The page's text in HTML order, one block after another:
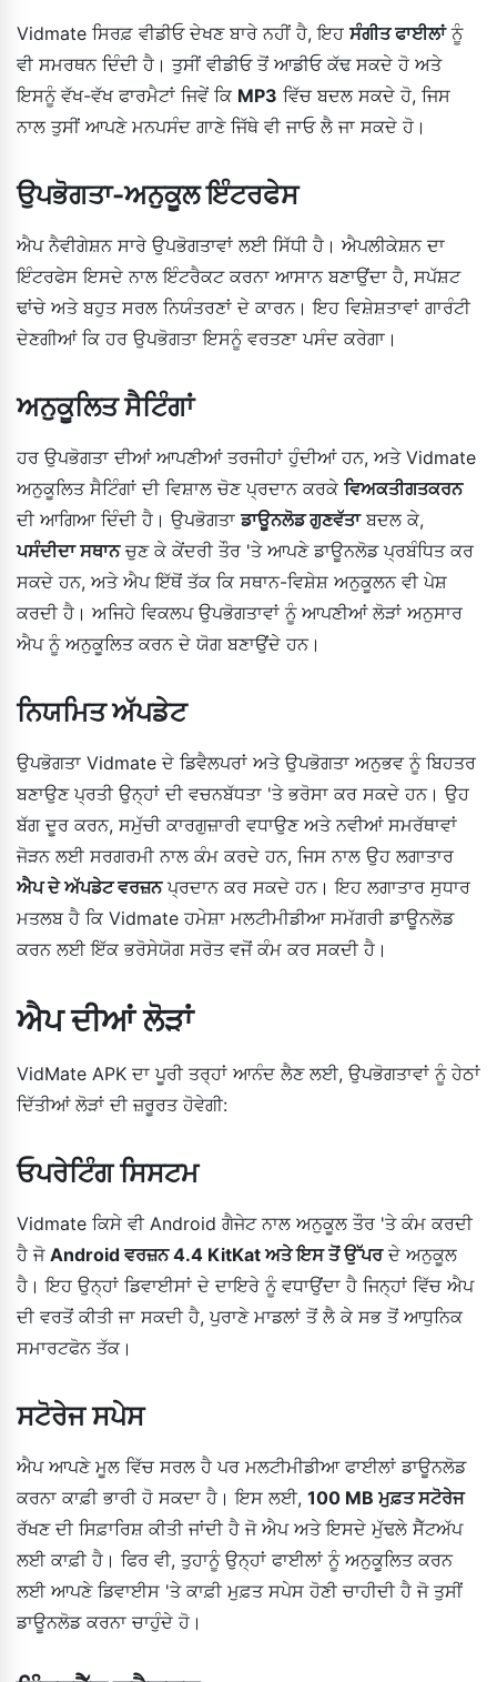
Vidmate ਸਿਰਫ਼ ਵੀਡੀਓ ਦੇਖਣ ਬਾਰੇ ਨਹੀਂ ਹੈ, ਇਹ ਸੰਗੀਤ ਫਾਈਲਾਂਨੂੰ
ਵੀ ਸਮਰਥਨ ਦਿੰਦੀ ਹੈ। ਤੁਸੀਂ ਵੀਡੀਓ ਤੋਂ ਆਡੀਓ ਕੱਢ ਸਕਦੇ ਹੋ ਅਤੇ
ਇਸਨੂੰ ਵੱਖ-ਵੱਖ ਫਾਰਮੈਟਾਂ ਜਿਵੇਂ ਕਿ MP3 ਵਿੱਚ ਬਦਲ ਸਕਦੇ ਹੋ, ਜਿਸ
ਨਾਲ ਤੁਸੀਂ ਆਪਣੇ ਮਨਪਸੰਦ ਗਾਣੇ ਜਿੱਥੇ ਵੀ ਜਾਓ ਲੈ ਜਾ ਸਕਦੇ ਹੋ।
ਉਪਭੋਗਤਾ-ਅਨੁਕੂਲ ਇੰਟਰਫੇਸ
ਐਪ ਨੈਵੀਗੇਸ਼ਨ ਸਾਰੇ ਉਪਭੋਗਤਾਵਾਂ ਲਈ ਸਿੱਧੀ ਹੈ। ਐਪਲੀਕੇਸ਼ਨ ਦਾ
ਇੰਟਰਫੇਸ ਇਸਦੇ ਨਾਲ ਇੰਟਰੈਕਟ ਕਰਨਾ ਆਸਾਨ ਬਣਾਉਂਦਾ ਹੈ, ਸਪੱਸ਼ਟ
ਢਾਂਚੇ ਅਤੇ ਬਹੁਤ ਸਰਲ ਨਿਯੰਤਰਣਾਂ ਦੇ ਕਾਰਨ। ਇਹ ਵਿਸ਼ੇਸ਼ਤਾਵਾਂ ਗਾਰੰਟੀ
ਦੇਣਗੀਆਂ ਕਿ ਹਰ ਉਪਭੋਗਤਾ ਇਸਨੂੰ ਵਰਤਣਾ ਪਸੰਦ ਕਰੇਗਾ।
ਅਨੁਕੂਲਿਤ ਸੈਟਿੰਗਾਂ
ਹਰ ਉਪਭੋਗਤਾ ਦੀਆਂ ਆਪਣੀਆਂ ਤਰਜੀਹਾਂ ਹੁੰਦੀਆਂ ਹਨ, ਅਤੇ Vidmate
ਅਨੁਕੂਲਿਤ ਸੈਟਿੰਗਾਂ ਦੀ ਵਿਸ਼ਾਲ ਚੋਣ ਪ੍ਰਦਾਨ ਕਰਕੇ ਵਿਅਕਤੀਗਤਕਰਨ
ਦੀ ਆਗਿਆ ਦਿੰਦੀ ਹੈ। ਉਪਭੋਗਤਾਡਾਊਨਲੋਡ ਗੁਣਵੱਤਾਬਦਲ ਕੇ,
ਪਸੰਦੀਦਾ ਸਥਾਨਚੁਣ ਕੇ ਕੇਂਦਰੀ ਤੌਰ 'ਤੇ ਆਪਣੇ ਡਾਊਨਲੋਡ ਪ੍ਰਬੰਧਿਤ ਕਰ
ਸਕਦੇ ਹਨ, ਅਤੇ ਐਪ ਇੱਥੋਂ ਤੱਕ ਕਿ ਸਥਾਨ-ਵਿਸ਼ੇਸ਼ ਅਨੁਕੂਲਨ ਵੀ ਪੇਸ਼
ਕਰਦੀ ਹੈ। ਅਜਿਹੇ ਵਿਕਲਪ ਉਪਭੋਗਤਾਵਾਂ ਨੂੰ ਆਪਣੀਆਂ ਲੋੜਾਂ ਅਨੁਸਾਰ
ਐਪ ਨੂੰ ਅਨੁਕੂਲਿਤ ਕਰਨ ਦੇ ਯੋਗ ਬਣਾਉਂਦੇ ਹਨ।
ਨਿਯਮਿਤ ਅੱਪਡੇਟ
ਉਪਭੋਗਤਾ Vidmate ਦੇ ਡਿਵੈਲਪਰਾਂ ਅਤੇ ਉਪਭੋਗਤਾ ਅਨੁਭਵ ਨੂੰ ਬਿਹਤਰ
ਬਣਾਉਣ ਪ੍ਰਤੀ ਉਨ੍ਹਾਂ ਦੀ ਵਚਨਬੱਧਤਾ 'ਤੇ ਭਰੋਸਾ ਕਰ ਸਕਦੇ ਹਨ। ਉਹ
ਬੱਗ ਦੂਰ ਕਰਨ, ਸਮੁੱਚੀ ਕਾਰਗੁਜ਼ਾਰੀ ਵਧਾਉਣ ਅਤੇ ਨਵੀਆਂ ਸਮਰੱਥਾਵਾਂ
ਜੋੜਨ ਲਈ ਸਰਗਰਮੀ ਨਾਲ ਕੰਮ ਕਰਦੇ ਹਨ, ਜਿਸ ਨਾਲ ਉਹ ਲਗਾਤਾਰ
ਐਪ ਦੇ ਅੱਪਡੇਟ ਵਰਜ਼ਨਪ੍ਰਦਾਨ ਕਰ ਸਕਦੇ ਹਨ। ਇਹ ਲਗਾਤਾਰ ਸੁਧਾਰ
ਮਤਲਬ ਹੈ ਕਿ Vidmate ਹਮੇਸ਼ਾ ਮਲਟੀਮੀਡੀਆ ਸਮੱਗਰੀ ਡਾਊਨਲੋਡ
ਕਰਨ ਲਈ ਇੱਕ ਭਰੋਸੇਯੋਗ ਸਰੋਤ ਵਜੋਂ ਕੰਮ ਕਰ ਸਕਦੀ ਹੈ।
ਐਪ ਦੀਆਂ ਲੋੜਾਂ
VidMate APK ਦਾ ਪੂਰੀ ਤਰ੍ਹਾਂ ਆਨੰਦ ਲੈਣ ਲਈ, ਉਪਭੋਗਤਾਵਾਂ ਨੂੰ ਹੇਠਾਂ
ਦਿੱਤੀਆਂ ਲੋੜਾਂ ਦੀ ਜ਼ਰੂਰਤ ਹੋਵੇਗੀ:
ਓਪਰੇਟਿੰਗ ਸਿਸਟਮ
Vidmate ਕਿਸੇ ਵੀ Android ਗੈਜੇਟ ਨਾਲ ਅਨੁਕੂਲ ਤੌਰ 'ਤੇ ਕੰਮ ਕਰਦੀ
ਹੈ ਜੋ Android ਵਰਜ਼ਨ 4.4 KitKat ਅਤੇ ਇਸ ਤੋਂ ਉੱਪਰਦੇ ਅਨੁਕੂਲ
ਹੈ। ਇਹ ਉਨ੍ਹਾਂ ਡਿਵਾਈਸਾਂ ਦੇ ਦਾਇਰੇ ਨੂੰ ਵਧਾਉਂਦਾ ਹੈ ਜਿਨ੍ਹਾਂ ਵਿੱਚ ਐਪ
ਦੀ ਵਰਤੋਂ ਕੀਤੀ ਜਾ ਸਕਦੀ ਹੈ, ਪੁਰਾਣੇ ਮਾਡਲਾਂ ਤੋਂ ਲੈ ਕੇ ਸਭ ਤੋਂ ਆਧੁਨਿਕ
ਸਮਾਰਟਫੋਨ ਤੱਕ।
ਸਟੋਰੇਜ ਸਪੇਸ
ਐਪ ਆਪਣੇ ਮੂਲ ਵਿੱਚ ਸਰਲ ਹੈ ਪਰ ਮਲਟੀਮੀਡੀਆ ਫਾਈਲਾਂ ਡਾਊਨਲੋਡ
ਕਰਨਾ ਕਾਫ਼ੀ ਭਾਰੀ ਹੋ ਸਕਦਾ ਹੈ। ਇਸ ਲਈ, 100 MB ਮੁਫ਼ਤ ਸਟੋਰੇਜ
ਰੱਖਣ ਦੀ ਸਿਫ਼ਾਰਿਸ਼ ਕੀਤੀ ਜਾਂਦੀ ਹੈ ਜੋ ਐਪ ਅਤੇ ਇਸਦੇ ਮੁੱਢਲੇ ਸੈੱਟਅੱਪ
ਲਈ ਕਾਫ਼ੀ ਹੈ। ਫਿਰ ਵੀ, ਤੁਹਾਨੂੰ ਉਨ੍ਹਾਂ ਫਾਈਲਾਂ ਨੂੰ ਅਨੁਕੂਲਿਤ ਕਰਨ
ਲਈ ਆਪਣੇ ਡਿਵਾਈਸ 'ਤੇ ਕਾਫ਼ੀ ਮੁਫ਼ਤ ਸਪੇਸ ਹੋਣੀ ਚਾਹੀਦੀ ਹੈ ਜੋ ਤੁਸੀਂ
ਡਾਊਨਲੋਡ ਕਰਨਾ ਚਾਹੁੰਦੇ ਹੋ।